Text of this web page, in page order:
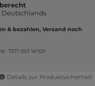
& bezahlen, Versand noch
7217 001 W100
Details zur Produktsicherheit